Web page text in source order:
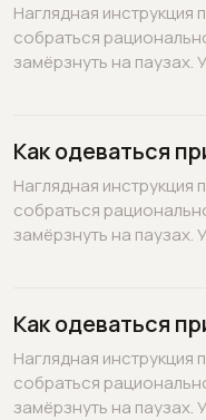
Наглядная инструкция
собраться
замёрзнуть на паузах.
Как одеваться
Наглядная инструкция
собраться
замёрзнуть на паузах.
Как одеваться
Наглядная инструкция
собраться
замёрзнуть на паузах.